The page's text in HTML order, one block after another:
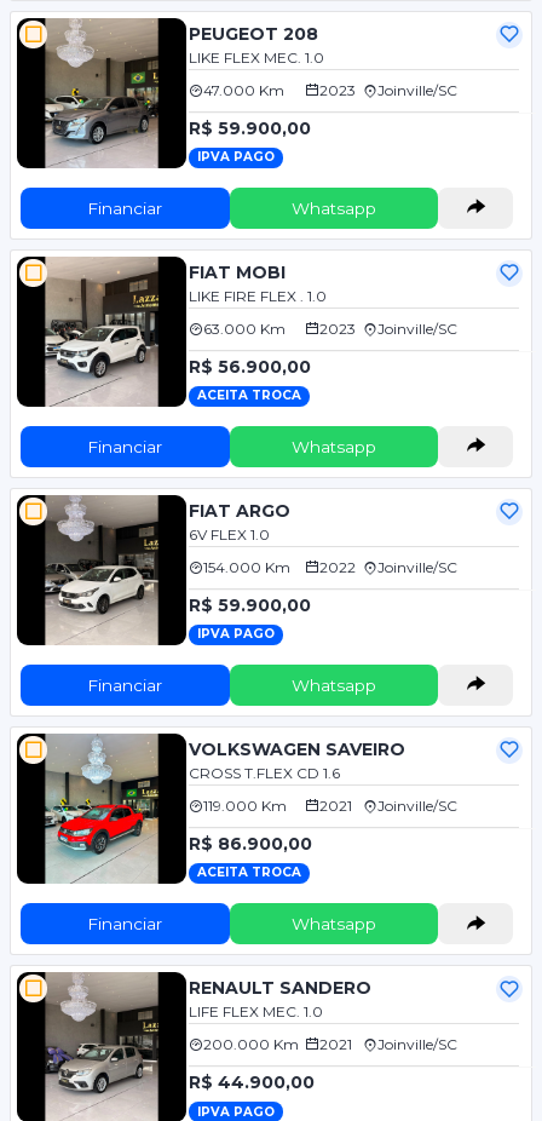
PEUGEOT 208
LIKE FLEX MEC. 1.0
47.000 Km
2023 Joinville/SC
R$ 59.900,00
IPVA PAGO
Financiar Whatsapp
FIAT MOBI
LIKE FIRE FLEX . 1.0
63.000 Km
2023 Joinville/SC
R$ 56.900,00
ACEITA TROCA
Financiar Whatsapp
FIAT ARGO
6V FLEX 1.0
154.000 Km
2022 Joinville/SC
R$ 59.900,00
IPVA PAGO
Financiar Whatsapp
VOLKSWAGEN SAVEIRO
CROSS T.FLEX CD 1.6
119.000 Km
2021 Joinville/SC
R$ 86.900,00
ACEITA TROCA
Financiar Whatsapp
RENAULT SANDERO
LIFE FLEX MEC. 1.0
200.000 Km
2021 Joinville/SC
R$ 44.900,00
IPVA PAGO